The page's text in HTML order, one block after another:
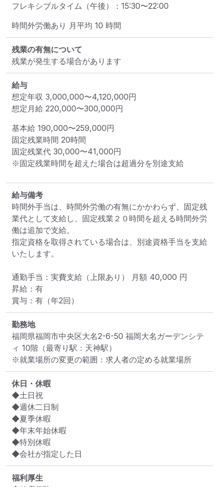
フレキシブルタイム（午後）
： 15:30〜22:00
時間外労働あり 月平均 10 時間
残業の有無について
残業が発生する場合があります
給与
想定年収 3,000,000〜4,120,000円
想定月給 220,000〜300,000円
基本給 190,000〜259,000円
固定残業時間 20時間
固定残業代 30,000〜41,000円
※固定残業時間を超えた場合は超過分を別途支給
給与備考
時間外手当は、時間外労働の有無にかかわらず、固定残
業代として支給し、固定残業２０時間を超える時間外労
働は追加で支給。
指定資格を取得されている場合は、別途資格手当を支給
いたします。
通勤手当：実費支給（上限あり） 月額 40,000 円
昇給：有
賞与：有（年2回）
勤務地
福岡県福岡市中央区大名2-6-50 福岡大名ガーデンシテ
ィ 10階 （最寄り駅：天神駅）
※就業場所の変更の範囲：求人者の定める就業場所
休日・休暇
◆土日祝
◆週休二日制
◆夏季休暇
◆年末年始休暇
◆特別休暇
◆会社が指定した日
福利厚生